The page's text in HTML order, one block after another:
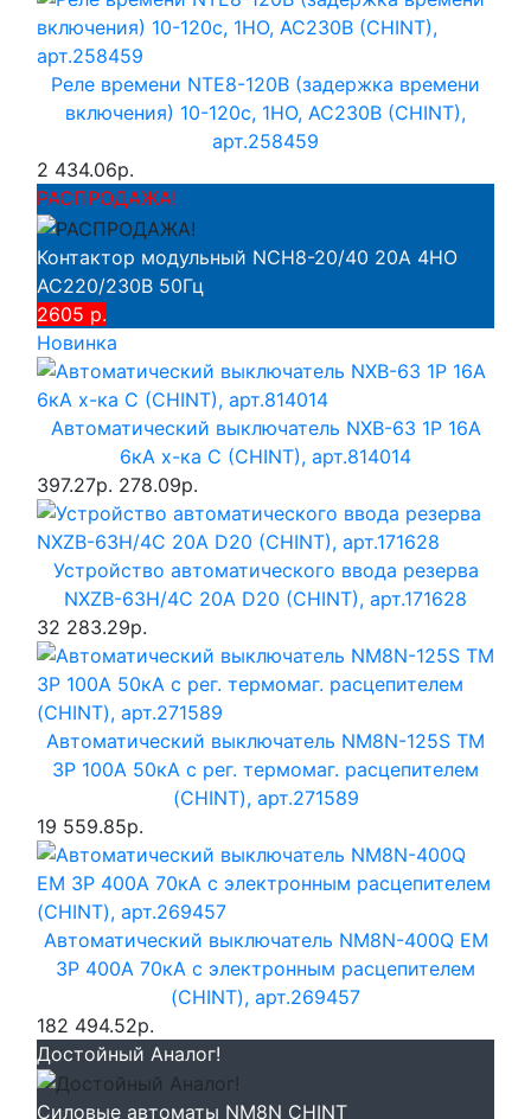
Реле времени NTE8-120B (задержка времени
включения) 10-120с, 1НО, AC230B (CHINT),
арт.258459
2 434.06р.
РАСПРОДАЖА!
Контактор модульный NCH8-20/40 20A 4НО
AC220/230В 50Гц
2605 р.
Новинка
Автоматический выключатель NXB-63 1P 16A
6кА х-ка C (CHINT), арт.814014
397.27р. 278.09р.
Устройство автоматического ввода резерва
NXZB-63H/4C 20A D20 (CHINT), арт.171628
32 283.29р.
Автоматический выключатель NM8N-125S TM
3P 100А 50кА с рег. термомаг. расцепителем
(CHINT), арт.271589
19 559.85р.
Автоматический выключатель NM8N-400Q EM
3P 400А 70кА с электронным расцепителем
(CHINT), арт.269457
182 494.52р.
Достойный Аналог!
Силовые автоматы NM8N CHINT